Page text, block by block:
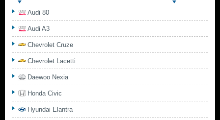
Audi 80
Audi A3
Chevrolet Cruze
Chevrolet Lacetti
Daewoo Nexia
Honda Civic
Hyundai Elantra